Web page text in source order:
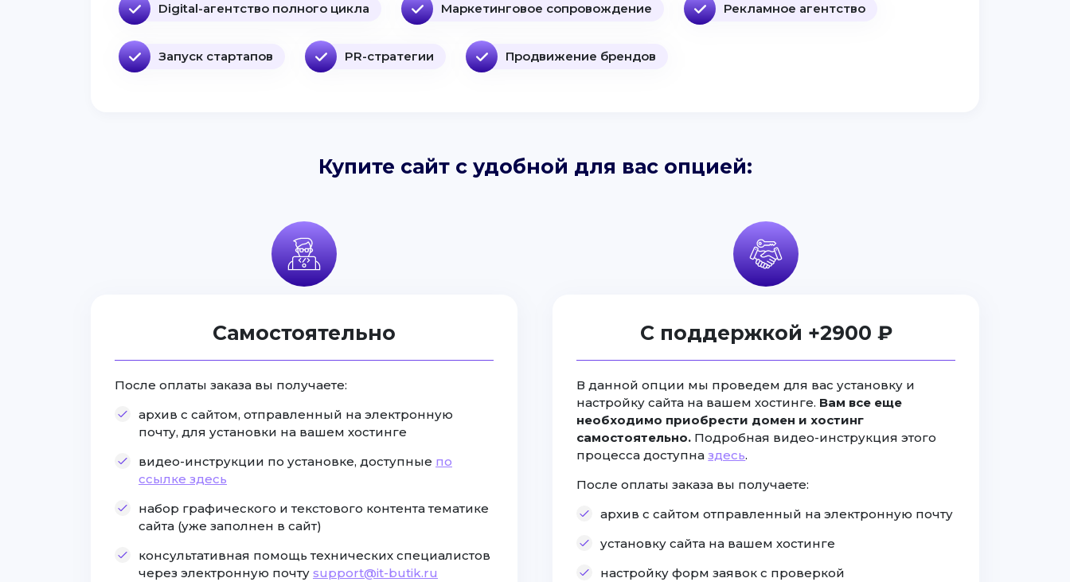
Digital-агентство полного цикла Маркетинговое сопровождение Рекламное агентство
Запуск стартапов PR-стратегии Продвижение брендов
Купите сайт с удобной для вас опцией:
Самостоятельно
После оплаты заказа вы получаете:
архив с сайтом, отправленный на электронную
почту, для установки на вашем хостинге
видео-инструкции по установке, доступные по
ссылке здесь
набор графического и текстового контента тематике
сайта (уже заполнен в сайт)
консультативная помощь технических специалистов
через электронную почту support@it-butik.ru
С поддержкой +2900 ₽
В данной опции мы проведем для вас установку и
настройку сайта на вашем хостинге. Вам все еще
необходимо приобрести домен и хостинг
самостоятельно. Подробная видео-инструкция этого
процесса доступназдесь.
После оплаты заказа вы получаете:
архив с сайтом отправленный на электронную почту
установку сайта на вашем хостинге
настройку форм заявок с проверкой